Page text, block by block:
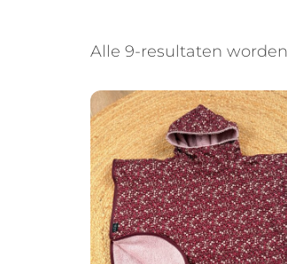
Alle 9-resultaten